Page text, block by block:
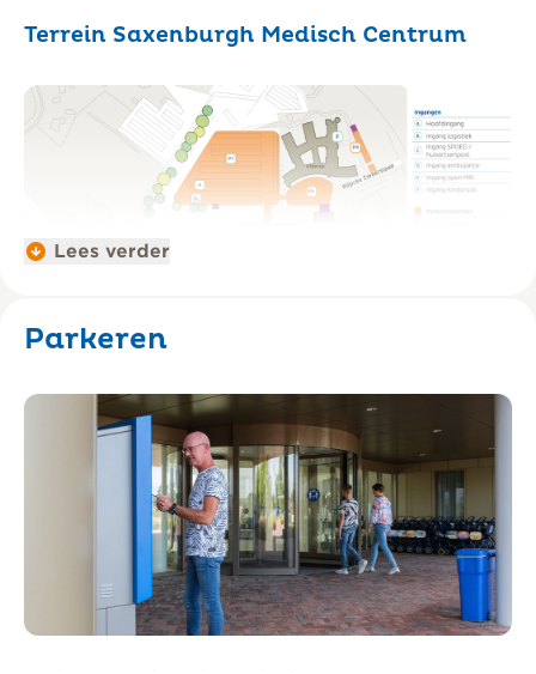
Terrein Saxenburgh Medisch Centrum
Begane grond Saxenburgh Medisch
Lees verder
Parkeren